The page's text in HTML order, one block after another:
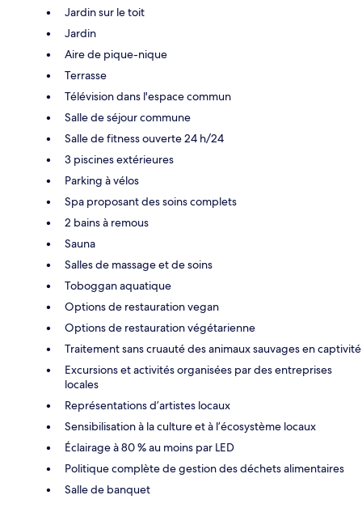
Jardin sur le toit
Jardin
Aire de pique-nique
Terrasse
Télévision dans l'espace commun
Salle de séjour commune
Salle de fitness ouverte 24 h/24
3 piscines extérieures
Parking à vélos
Spa proposant des soins complets
2 bains à remous
Sauna
Salles de massage et de soins
Toboggan aquatique
Options de restauration vegan
Options de restauration végétarienne
Traitement sans cruauté des animaux sauvages en captivité
Excursions et activités organisées par des entreprises
locales
Représentations d’artistes locaux
Sensibilisation à la culture et à l’écosystème locaux
Éclairage à 80 % au moins par LED
Politique complète de gestion des déchets alimentaires
Salle de banquet